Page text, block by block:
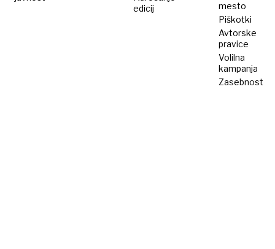
edicij
mesto
Piškotki
Avtorske
pravice
Volilna
kampanja
Zasebnost